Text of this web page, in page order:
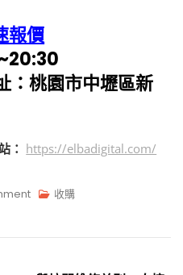
報價
：桃園市中壢區新
： https://elbadigital.com/
收購